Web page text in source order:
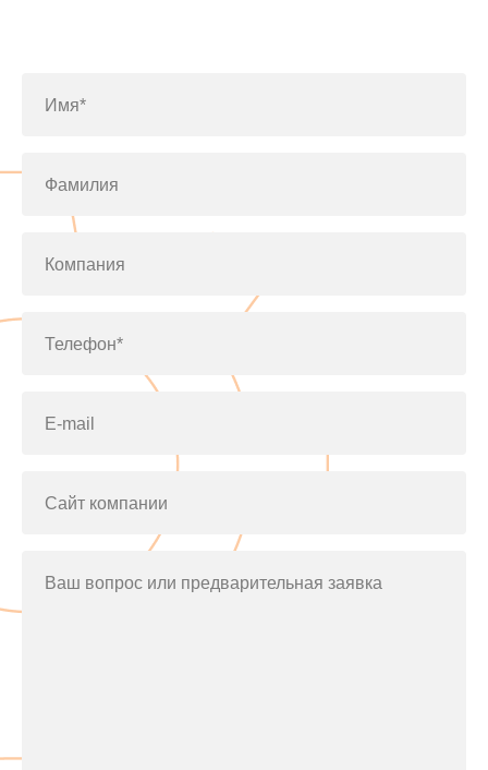
Имя*
Фамилия
Компания
Телефон*
E-mail
Сайт компании
Ваш вопрос или предварительная заявка